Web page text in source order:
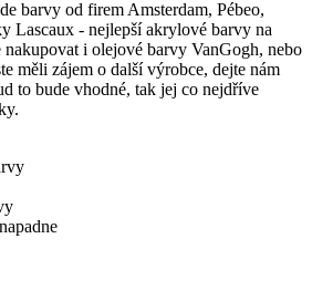
barvy od firem Amsterdam, Pébeo,
Lascaux - nejlepší akrylové barvy na
nakupovat i olejové barvy VanGogh, nebo
měli zájem o další výrobce, dejte nám
to bude vhodné, tak jej co nejdříve